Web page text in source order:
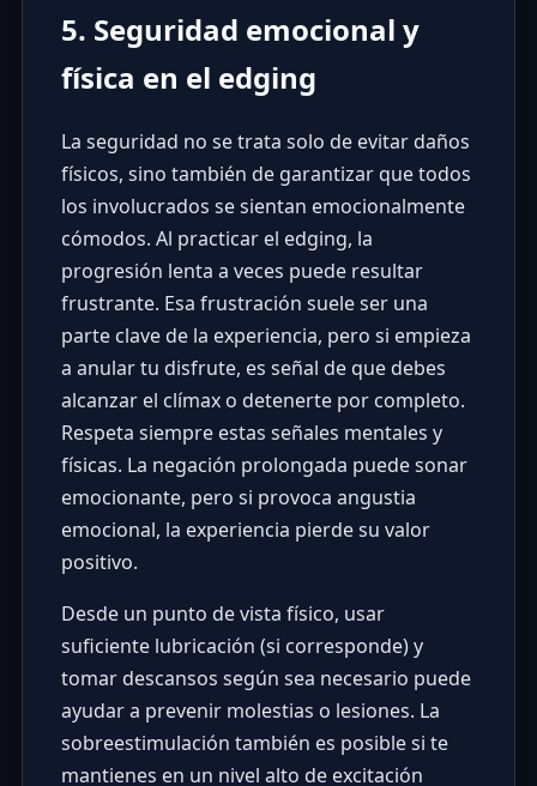
5. Seguridad emocional y
física en el edging
La seguridad no se trata solo de evitar daños
físicos, sino también de garantizar que todos
los involucrados se sientan emocionalmente
cómodos. Al practicar el edging, la
progresión lenta a veces puede resultar
frustrante. Esa frustración suele ser una
parte clave de la experiencia, pero si empieza
a anular tu disfrute, es señal de que debes
alcanzar el clímax o detenerte por completo.
Respeta siempre estas señales mentales y
físicas. La negación prolongada puede sonar
emocionante, pero si provoca angustia
emocional, la experiencia pierde su valor
positivo.
Desde un punto de vista físico, usar
suficiente lubricación (si corresponde) y
tomar descansos según sea necesario puede
ayudar a prevenir molestias o lesiones. La
sobreestimulación también es posible si te
mantienes en un nivel alto de excitación